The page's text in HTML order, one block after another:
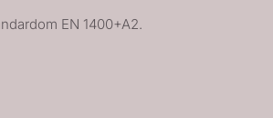
EN 1400+A2.